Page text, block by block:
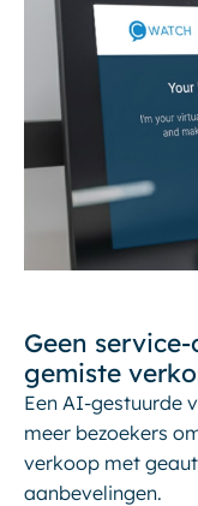
Geen
gemiste
Een AI-gestuurde
meer bezoekers
verkoop met
aanbevelingen.